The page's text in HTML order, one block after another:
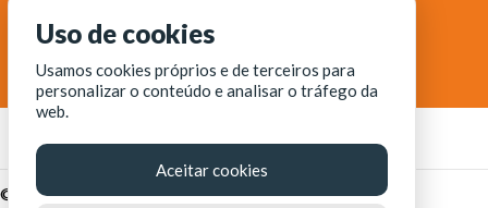
© Fortaleza Digital || CITINOVA - Fundação de Ciência,
Uso de cookies
Usamos cookies próprios e de terceiros para
personalizar o conteúdo e analisar o tráfego da
web.
Aceitar cookies